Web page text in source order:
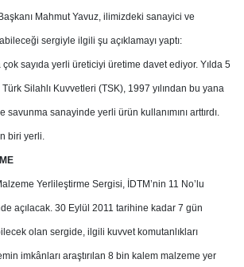
Mahmut Yavuz, ilimizdeki sanayici ve
sergiyle ilgili şu açıklamayı yaptı:
sayıda yerli üreticiyi üretime davet ediyor. Yılda 5
Silahlı Kuvvetleri (TSK), 1997 yılından bu yana
sanayinde yerli ürün kullanımını arttırdı.
biri yerli.
Yerlileştirme Sergisi, İDTM’nin 11 No’lu
açılacak. 30 Eylül 2011 tarihine kadar 7 gün
olan sergide, ilgili kuvvet komutanlıkları
imkânları araştırılan 8 bin kalem malzeme yer